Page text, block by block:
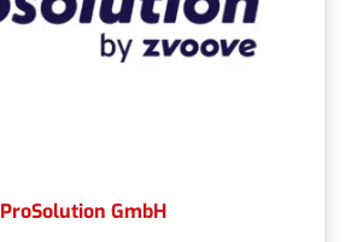
ProSolution GmbH